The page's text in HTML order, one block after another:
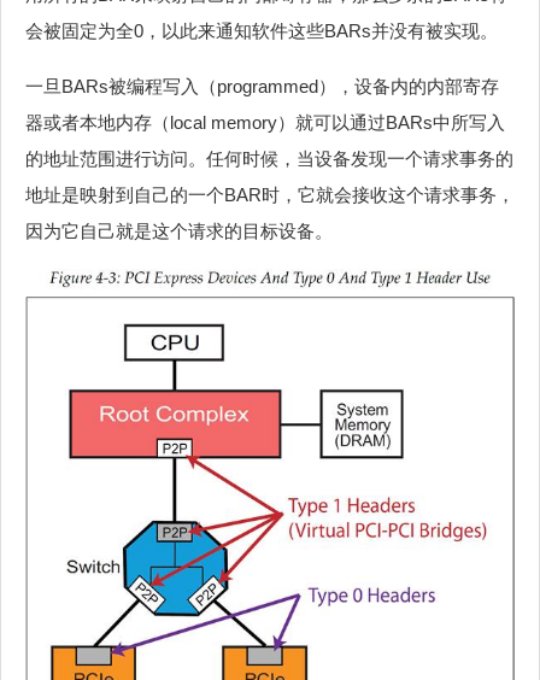
会被固定为全0，以此来通知软件这些BARs并没有被实现。
一旦BARs被编程写入（programmed），设备内的内部寄存
器或者本地内存（local memory）就可以通过BARs中所写入
的地址范围进行访问。任何时候，当设备发现一个请求事务的
地址是映射到自己的一个BAR时，它就会接收这个请求事务，
因为它自己就是这个请求的目标设备。